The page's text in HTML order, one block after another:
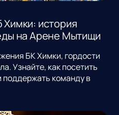
Химки: история
на Арене Мытищи
БК Химки, гордости
Узнайте, как посетить
команду в